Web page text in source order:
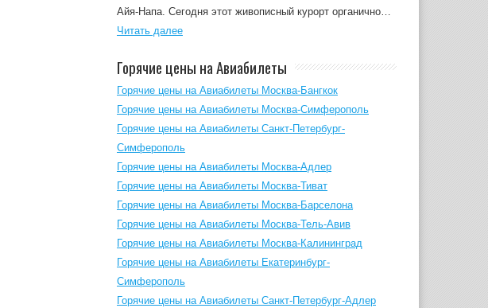
Айя-Напа. Сегодня этот живописный курорт органично…
Читать далее
Горячие цены на Авиабилеты
Горячие цены на Авиабилеты Москва-Бангкок
Горячие цены на Авиабилеты Москва-Симферополь
Горячие цены на Авиабилеты Санкт-Петербург-
Симферополь
Горячие цены на Авиабилеты Москва-Адлер
Горячие цены на Авиабилеты Москва-Тиват
Горячие цены на Авиабилеты Москва-Барселона
Горячие цены на Авиабилеты Москва-Тель-Авив
Горячие цены на Авиабилеты Москва-Калининград
Горячие цены на Авиабилеты Екатеринбург-
Симферополь
Горячие цены на Авиабилеты Санкт-Петербург-Адлер